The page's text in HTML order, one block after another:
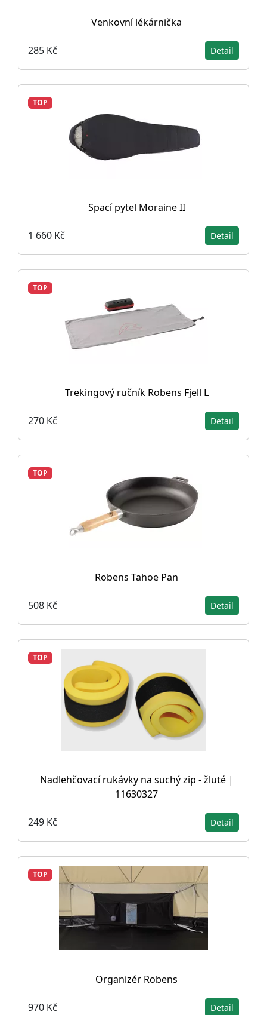
Venkovní lékárnička
285 Kč Detail
TOP
Spací pytel Moraine II
1 660 Kč Detail
TOP
Trekingový ručník Robens Fjell L
270 Kč Detail
TOP
Robens Tahoe Pan
508 Kč Detail
TOP
Nadlehčovací rukávky na suchý zip - žluté |
11630327
249 Kč Detail
TOP
Organizér Robens
970 Kč Detail